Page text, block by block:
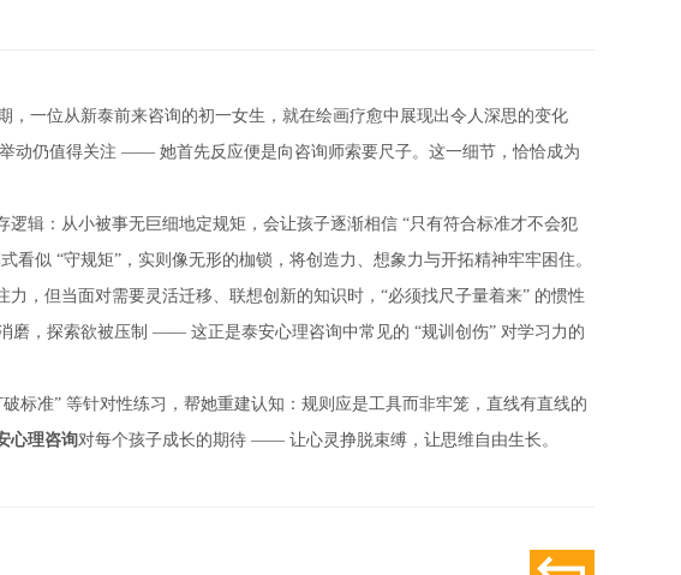
一位从新泰前来咨询的初一女生，就在绘画疗愈中展现出令人深思的变化
动仍值得关注 —— 她首先反应便是向咨询师索要尺子。这一细节，恰恰成为
：从小被事无巨细地定规矩，会让孩子逐渐相信 “只有符合标准才不会犯
似 “守规矩”，实则像无形的枷锁，将创造力、想象力与开拓精神牢牢困住。
但当面对需要灵活迁移、联想创新的知识时，“必须找尺子量着来” 的惯性
磨，探索欲被压制 —— 这正是泰安心理咨询中常见的 “规训创伤” 对学习力的
准” 等针对性练习，帮她重建认知：规则应是工具而非牢笼，直线有直线的
心理咨询对每个孩子成长的期待 —— 让心灵挣脱束缚，让思维自由生长。